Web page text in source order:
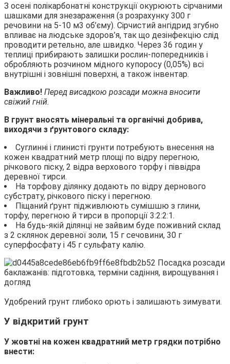
З осені полікарбонатні конструкції окурюють сірчаними
шашками для знезараження (з розрахунку 300 г
речовини на 5-10 м3 об’єму). Сірчистий ангідрид згубно
впливає на людське здоров’я, так що дезінфекцію слід
проводити ретельно, але швидко. Через 36 годин у
теплиці прибирають залишки рослин-попередників і
обробляють розчином мідного купоросу (0,05%) всі
внутрішні і зовнішні поверхні, а також інвентар.
Важливо! Перед висадкою розсади можна вносити
свіжий гній.
В грунт вносять мінеральні та органічні добрива,
виходячи з ґрунтового складу:
Суглинні і глинисті грунти потребують внесення на
кожен квадратний метр площі по відру перегною,
річкового піску, 2 відра верхового торфу і піввідра
деревної тирси.
На торфову ділянку додають по відру дернового
субстрату, річкового піску і перегною.
Піщаний ґрунт підживлюють сумішшю з глини,
торфу, перегною й тирси в пропорції 3:2:2:1.
На будь-якій ділянці не зайвим буде поживний склад
з 2 склянок деревної золи, 15 г сечовини, 30 г
суперфосфату і 45 г сульфату калію.
Удобрений грунт глибоко орють і залишають зимувати.
У відкритий грунт
У жовтні на кожен квадратний метр грядки потрібно
внести: